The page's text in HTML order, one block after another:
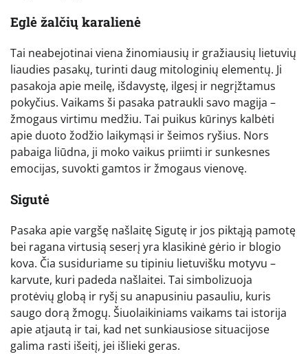
Eglė žalčių karalienė
Tai neabejotinai viena žinomiausių ir gražiausių lietuvių
liaudies pasakų, turinti daug mitologinių elementų. Ji
pasakoja apie meilę, išdavystę, ilgesį ir negrįžtamus
pokyčius. Vaikams ši pasaka patraukli savo magija –
žmogaus virtimu medžiu. Tai puikus kūrinys kalbėti
apie duoto žodžio laikymąsi ir šeimos ryšius. Nors
pabaiga liūdna, ji moko vaikus priimti ir sunkesnes
emocijas, suvokti gamtos ir žmogaus vienovę.
Sigutė
Pasaka apie vargšę našlaitę Sigutę ir jos piktąją pamotę
bei ragana virtusią seserį yra klasikinė gėrio ir blogio
kova. Čia susiduriame su tipiniu lietuvišku motyvu –
karvute, kuri padeda našlaitei. Tai simbolizuoja
protėvių globą ir ryšį su anapusiniu pasauliu, kuris
saugo dorą žmogų. Šiuolaikiniams vaikams tai istorija
apie atjautą ir tai, kad net sunkiausiose situacijose
galima rasti išeitį, jei išlieki geras.